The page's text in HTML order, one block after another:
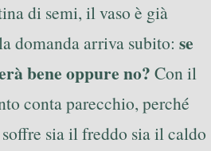
di semi, il vaso è già
domanda arriva subito: se
bene oppure no? Con il
conta parecchio, perché
sia il freddo sia il caldo